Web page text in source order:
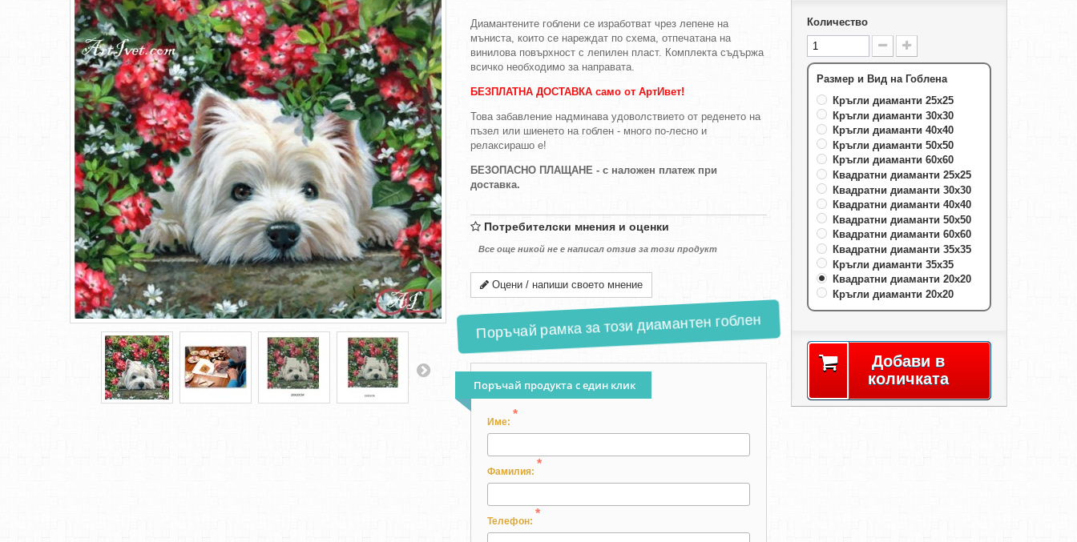
Диамантените гоблени се изработват чрез лепене на
мъниста, които се нареждат по схема, отпечатана на
винилова повърхност с лепилен пласт. Комплекта съдържа
всичко необходимо за направата.
БЕЗПЛАТНА ДОСТАВКА само от АртИвет!
Това забавление надминава удоволствието от реденето на
пъзел или шиенето на гоблен - много по-лесно и
релаксирашо е!
БЕЗОПАСНО ПЛАЩАНЕ - с наложен платеж при
доставка.
Потребителски мнения и оценки
Все още никой не е написал отзив за този продукт
Оцени / напиши своето мнение
Поръчай рамка за този диамантен гоблен
Поръчай продукта с един клик
Име:
*
Фамилия:
*
Телефон:
*
Количество
Размер и Вид на Гоблена
Кръгли диаманти 25х25
Кръгли диаманти 30х30
Кръгли диаманти 40х40
Кръгли диаманти 50х50
Кръгли диаманти 60х60
Квадратни диаманти 25х25
Квадратни диаманти 30х30
Квадратни диаманти 40х40
Квадратни диаманти 50х50
Квадратни диаманти 60х60
Квадратни диаманти 35х35
Кръгли диаманти 35х35
Квадратни диаманти 20х20
Кръгли диаманти 20х20
Добави в
количката